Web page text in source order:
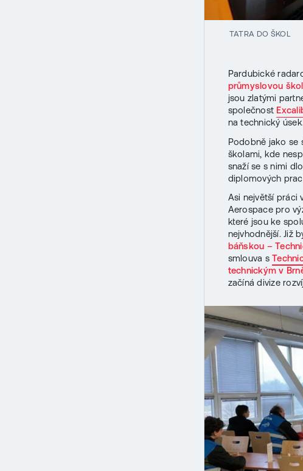
TATRA DO ŠKOL
Pardubické
průmyslovou
jsou zlatými
společnost
na technický
Podobně jako se
školami, kde
snaží se s nimi
diplomových
Asi největší práci
Aerospace pro
které jsou ke
nejvhodnější. Již
báňskou –
smlouva s
technickým v
začíná divize